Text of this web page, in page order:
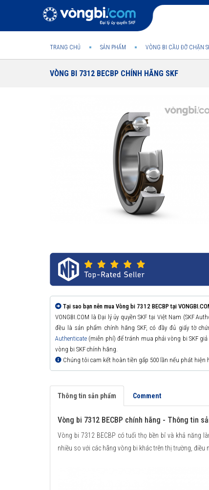
TRANG CHỦ SẢN PHẨM VÒNG BI CẦU ĐỠ CHẶN
VÒNG BI 7312 BECBP CHÍNH HÃNG SKF
Tại sao bạn nên mua Vòng bi 7312 BECBP tại
VONGBI.COM là Đại lý ủy quyền SKF tại Việt Nam (SKF
đều là sản phẩm chính hãng SKF, có đầy đủ giấy tờ
Authenticate (miễn phí) để tránh mua phải vòng bi SKF
vòng bi SKF chính hãng.
Chúng tôi cam kết hoàn tiền gấp 500 lần nếu phát
Thông tin sản phẩm Comment
Vòng bi 7312 BECBP chính hãng - Thông tin
Vòng bi 7312 BECBP có tuổi thọ bền bỉ và khả năng
nhiều so với các hãng vòng bi khác trên thị trường,